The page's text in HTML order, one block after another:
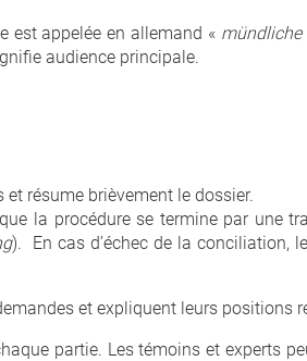
est appelée en allemand « mündliche
audience principale.
et résume brièvement le dossier.
la procédure se termine par une
). En cas d’échec de la conciliation,
et expliquent leurs positions
partie. Les témoins et experts